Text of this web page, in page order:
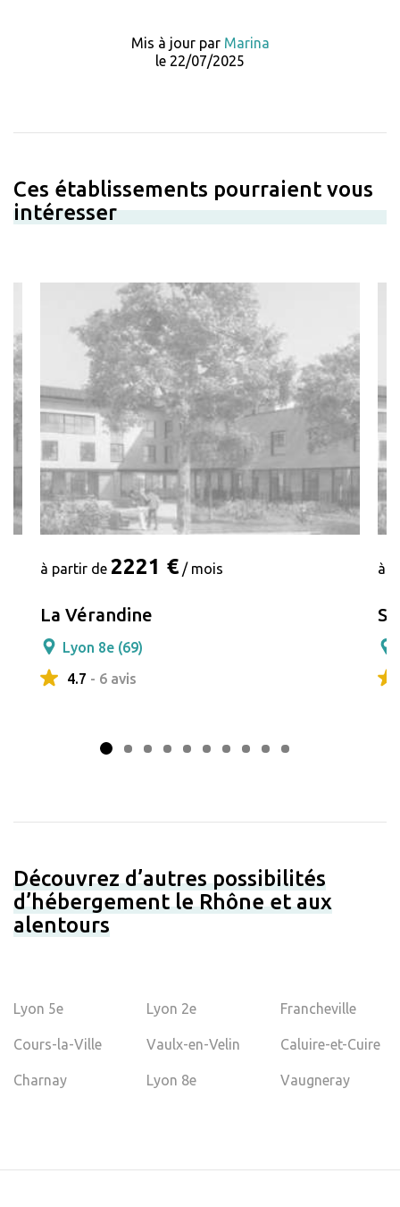
Mis à jour par Marina
le 22/07/2025
Ces établissements pourraient vous
intéresser
à partir de 2221 € / mois
La Vérandine
Lyon 8e (69)
4.7 - 6 avis
à
Découvrez d’autres possibilités
d’hébergement le Rhône et aux
alentours
Lyon 5e Lyon 2e Francheville
Cours-la-Ville Vaulx-en-Velin Caluire-et-Cuire
Charnay Lyon 8e Vaugneray